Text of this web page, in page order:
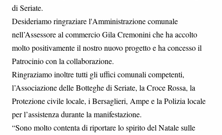
di Seriate.
Desideriamo ringraziare l'Amministrazione comunale
nell’Assessore al commercio Gila Cremonini che ha accolto
molto positivamente il nostro nuovo progetto e ha concesso il
Patrocinio con la collaborazione.
Ringraziamo inoltre tutti gli uffici comunali competenti,
l’Associazione delle Botteghe di Seriate, la Croce Rossa, la
Protezione civile locale, i Bersaglieri, Ampe e la Polizia locale
per l’assistenza durante la manifestazione.
“Sono molto contenta di riportare lo spirito del Natale sulle